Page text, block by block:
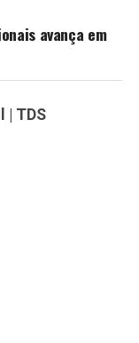
avança em
| TDS